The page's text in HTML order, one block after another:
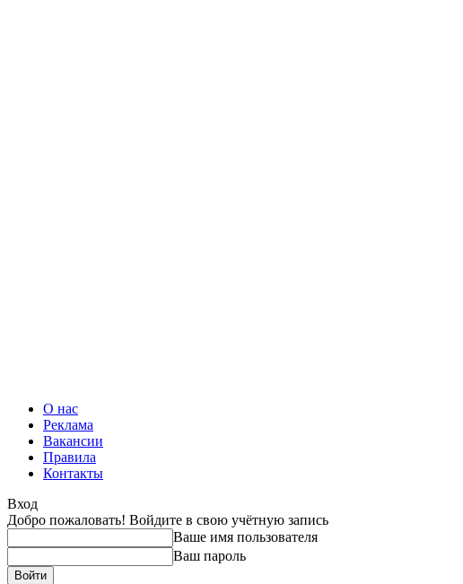
О нас
Реклама
Вакансии
Правила
Контакты
Вход
Добро пожаловать! Войдите в свою учётную запись
Ваше имя пользователя
Ваш пароль